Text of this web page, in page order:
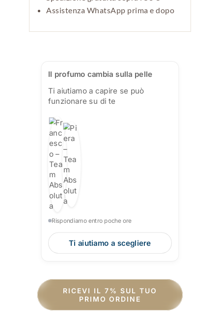
Assistenza WhatsApp prima e dopo
Il profumo cambia sulla pelle
Ti aiutiamo a capire se può
funzionare su di te
Rispondiamo entro poche ore
Ti aiutiamo a scegliere
RICEVI IL 7% SUL TUO
PRIMO ORDINE